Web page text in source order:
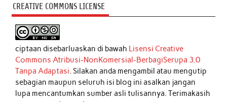
CREATIVE COMMONS LICENSE
ciptaan disebarluaskan di bawah Lisensi Creative
Commons Atribusi-NonKomersial-BerbagiSerupa 3.0
Tanpa Adaptasi. Silakan anda mengambil atau mengutip
sebagian maupun seluruh isi blog ini asalkan jangan
lupa mencantumkan sumber asli tulisannya. Terimakasih